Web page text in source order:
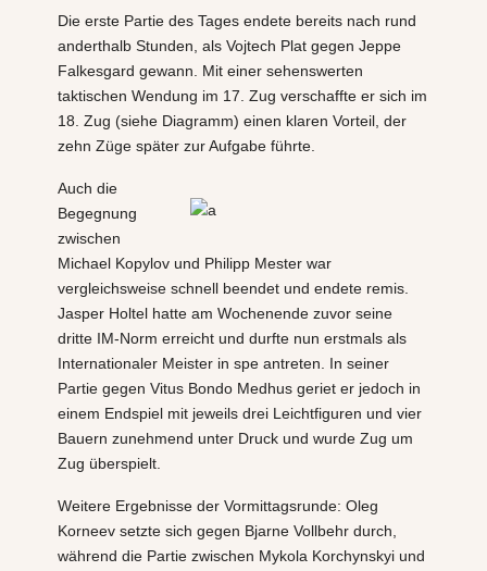
Die erste Partie des Tages endete bereits nach rund
anderthalb Stunden, als Vojtech Plat gegen Jeppe
Falkesgard gewann. Mit einer sehenswerten
taktischen Wendung im 17. Zug verschaffte er sich im
18. Zug (siehe Diagramm) einen klaren Vorteil, der
zehn Züge später zur Aufgabe führte.
Auch die
Begegnung
zwischen
Michael Kopylov und Philipp Mester war
vergleichsweise schnell beendet und endete remis.
Jasper Holtel hatte am Wochenende zuvor seine
dritte IM-Norm erreicht und durfte nun erstmals als
Internationaler Meister in spe antreten. In seiner
Partie gegen Vitus Bondo Medhus geriet er jedoch in
einem Endspiel mit jeweils drei Leichtfiguren und vier
Bauern zunehmend unter Druck und wurde Zug um
Zug überspielt.
Weitere Ergebnisse der Vormittagsrunde: Oleg
Korneev setzte sich gegen Bjarne Vollbehr durch,
während die Partie zwischen Mykola Korchynskyi und